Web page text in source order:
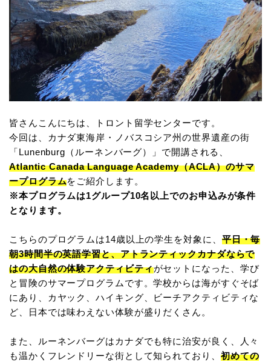
皆さんこんにちは、トロント留学センターです。
今回は、カナダ東海岸・ノバスコシア州の世界遺産の街
「Lunenburg（ルーネンバーグ）」で開講される、
Atlantic Canada Language Academy（ACLA）のサマ
ープログラムをご紹介します。
※本プログラムは1グループ10名以上でのお申込みが条件
となります。
こちらのプログラムは14歳以上の学生を対象に、 平日・毎
朝3時間半の英語学習と、アトランティックカナダならで
はの大自然の体験アクティビティがセットになった、学び
と冒険のサマープログラムです。学校からは海がすぐそば
にあり、カヤック、ハイキング、ビーチアクティビティな
ど、日本では味わえない体験が盛りだくさん。
また、ルーネンバーグはカナダでも特に治安が良く、人々
も温かくフレンドリーな街として知られており、 初めての